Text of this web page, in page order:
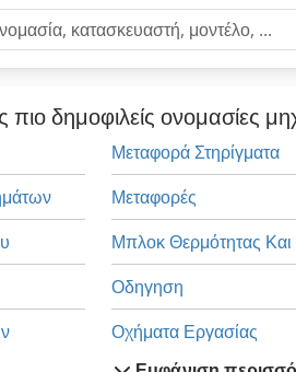
πιο δημοφιλείς ονομασίες
Μεταφορά Στηρίγματα
Μεταφορές
Οδηγηση
Οχήματα Εργασίας